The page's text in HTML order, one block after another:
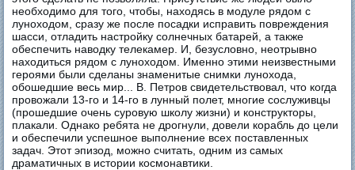
необходимо для того, чтобы, находясь в модуле рядом с
луноходом, сразу же после посадки исправить повреждения
шасси, отладить настройку солнечных батарей, а также
обеспечить наводку телекамер. И, безусловно, неотрывно
находиться рядом с луноходом. Именно этими неизвестными
героями были сделаны знаменитые снимки лунохода,
обошедшие весь мир... В. Петров свидетельствовал, что когда
провожали 13-го и 14-го в лунный полет, многие сослуживцы
(прошедшие очень суровую школу жизни) и конструкторы,
плакали. Однако ребята не дрогнули, довели корабль до цели
и обеспечили успешное выполнение всех поставленных
задач. Этот эпизод, можно считать, одним из самых
драматичных в истории космонавтики.